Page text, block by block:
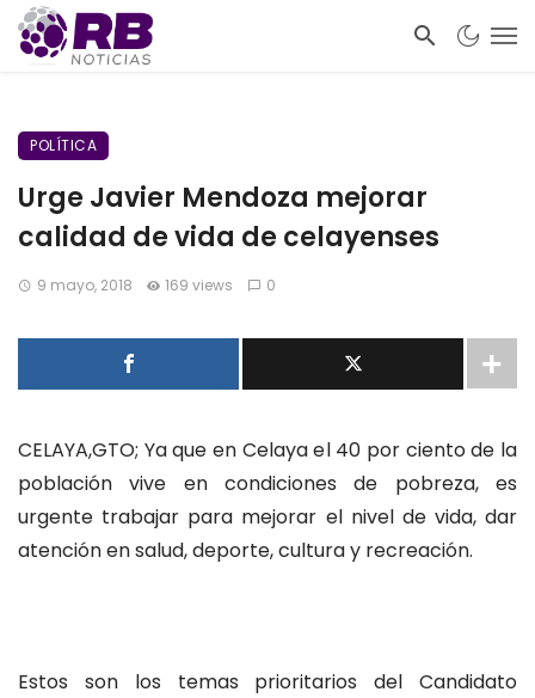
POLÍTICA
Urge Javier Mendoza mejorar
calidad de vida de celayenses
9 mayo, 2018 169 views 0
CELAYA,GTO; Ya que en Celaya el 40 por ciento de la
población vive en condiciones de pobreza, es
urgente trabajar para mejorar el nivel de vida, dar
atención en salud, deporte, cultura y recreación.
Estos son los temas prioritarios del Candidato